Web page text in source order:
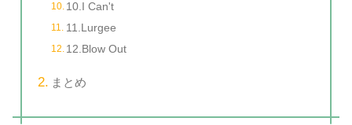
10.I Can't
11.Lurgee
12.Blow Out
まとめ